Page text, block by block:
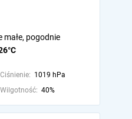
małe, pogodnie
Ciśnienie: 1019 hPa
Wilgotność: 40%